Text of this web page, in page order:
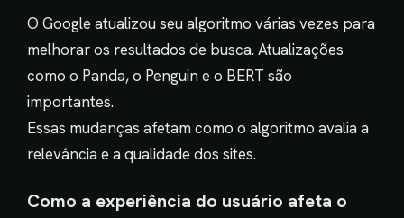
O Google atualizou seu algoritmo várias vezes para
melhorar os resultados de busca. Atualizações
como o Panda, o Penguin e o BERT são
importantes.
Essas mudanças afetam como o algoritmo avalia a
relevância e a qualidade dos sites.
Como a experiência do usuário afeta o